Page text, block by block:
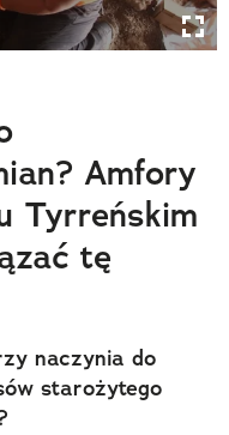
Amfory
Tyrreńskim
tę
naczynia do
starożytego